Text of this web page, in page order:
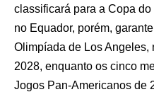
classificará para a Copa
no Equador, porém,
Olimpíada de Los Angeles,
2028, enquanto os cinco
Jogos Pan-Americanos de